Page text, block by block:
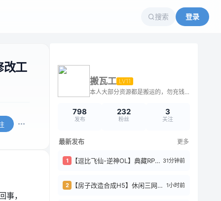
搜索 登录
改工
，
搬瓦工 LV11
本人大部分资源都是搬运的，勿充钱购买，不解答问题
798
发布
232
粉丝
3
关注
最新发布 更多
1 【逗比飞仙-逆神OL】典藏RPG页游Linux服务端+货币修改教程+架设教程 31分钟前
2 【房子改造合成H5】休闲三网小游戏 Win+Linux服务端+架设教程 1小时前